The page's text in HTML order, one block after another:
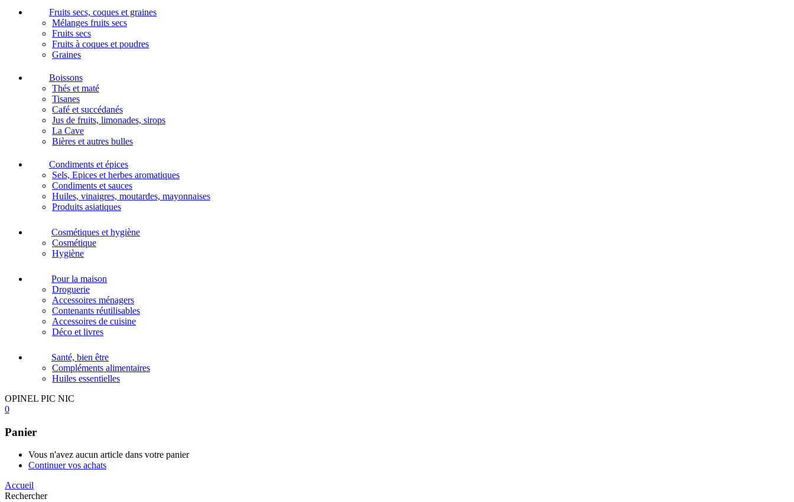
Fruits secs, coques et graines
Mélanges fruits secs
Fruits secs
Fruits à coques et poudres
Graines
Boissons
Thés et maté
Tisanes
Café et succédanés
Jus de fruits, limonades, sirops
La Cave
Bières et autres bulles
Condiments et épices
Sels, Epices et herbes aromatiques
Condiments et sauces
Huiles, vinaigres, moutardes, mayonnaises
Produits asiatiques
Cosmétiques et hygiène
Cosmétique
Hygiène
Pour la maison
Droguerie
Accessoires ménagers
Contenants réutilisables
Accessoires de cuisine
Déco et livres
Santé, bien être
Compléments alimentaires
Huiles essentielles
OPINEL PIC NIC
0
Panier
Vous n'avez aucun article dans votre panier
Continuer vos achats
Accueil
Rechercher